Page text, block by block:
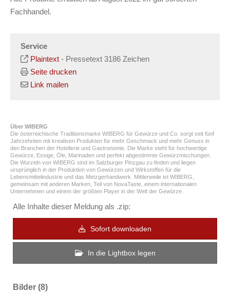
Fachhandel.
Service
Plaintext - Pressetext 3186 Zeichen
Seite drucken
Link mailen
Über WIBERG
Die österreichische Traditionsmarke WIBERG für Gewürze und Co. sorgt seit fünf
Jahrzehnten mit kreativen Produkten für mehr Geschmack und mehr Genuss in
den Branchen der Hotellerie und Gastronomie. Die Marke steht für hochwertige
Gewürze, Essige, Öle, Marinaden und perfekt abgestimmte Gewürzmischungen.
Die Wurzeln von WIBERG sind im Salzburger Pinzgau zu finden und liegen
ursprünglich in der Produktion von Gewürzen und Wirkstoffen für die
Lebensmittelindustrie und das Metzgerhandwerk. Mittlerweile ist WIBERG,
gemeinsam mit anderen Marken, Teil von NovaTaste, einem internationalen
Unternehmen und einem der größten Player in der Welt der Gewürze.
Alle Inhalte dieser Meldung als .zip:
Sofort downloaden
In die Lightbox legen
Bilder (8)